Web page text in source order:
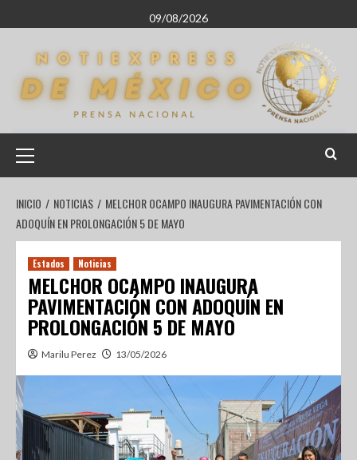
09/08/2026
INICIO NOTICIAS
MELCHOR OCAMPO INAUGURA PAVIMENTACIÓN CON
ADOQUÍN EN PROLONGACIÓN 5 DE MAYO
Estados Noticias
MELCHOR OCAMPO INAUGURA
PAVIMENTACIÓN CON ADOQUÍN EN
PROLONGACIÓN 5 DE MAYO
Marilu Perez 13/05/2026